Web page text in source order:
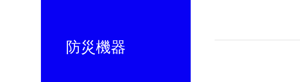
防災機器